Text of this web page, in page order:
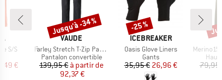
S/S
réduit
€
MARQUE
VAUDE
Article
Farley Stretch T-Zip Pants III
Product group
Pantalon convertible
Prix
139,95 € Prix réduit
à partir de
92,37 €
Remise
Jusqu'à -34 %
MARQUE
ICEBREAKER
Article
Oasis Glove Liners
Product group
Gants
Prix
35,95 €Prix réduit
26,96 €
Remise
-25 %
Article
Merino155
Haut
79,95